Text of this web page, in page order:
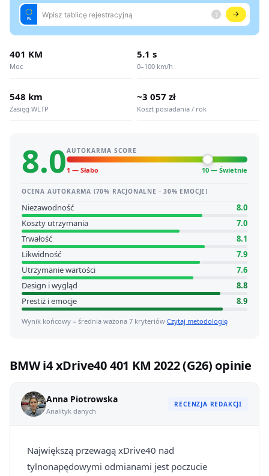
401 KM
Moc
5.1 s
0–100 km/h
548 km
Zasięg WLTP
~3 057 zł
Koszt posiadania / rok
8.0AUTOKARMA SCORE
1 — Słabo 10 — Świetnie
OCENA AUTOKARMA (70% RACJONALNE · 30% EMOCJE)
Niezawodność
8.0
Koszty utrzymania
7.0
Trwałość
8.1
Likwidność
7.9
Utrzymanie wartości
7.6
Design i wygląd
8.8
Prestiż i emocje
8.9
Wynik końcowy = średnia ważona 7 kryteriów Czytaj metodologię
BMW i4 xDrive40 401 KM 2022 (G26) opinie
Anna Piotrowska
Analityk danych
RECENZJA REDAKCJI
Największą przewagą xDrive40 nad
tylnonapędowymi odmianami jest poczucie